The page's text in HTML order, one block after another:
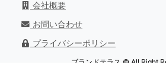
会社概要
お問い合わせ
プライバシーポリシー
ブランドテラス © All Right